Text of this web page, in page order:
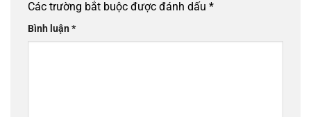
Các trường bắt buộc được đánh dấu *
Bình luận*